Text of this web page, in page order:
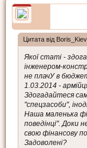
Цитата від
Якої статі -
інженером-
не плачУ в
1.03.2014 -
Здогадайтеся
"спецзасоби",
Наша маленька
поведінці". Доки
свою фінансову
Задоволені?